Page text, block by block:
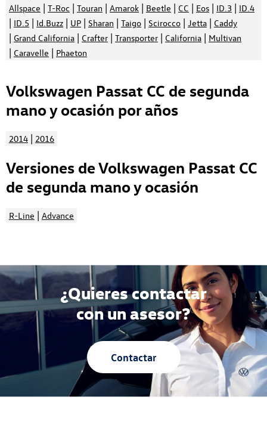
Allspace | T-Roc | Touran | Amarok | Beetle | CC | Eos | ID.3 | ID.4
| ID.5 | Id.Buzz | UP | Sharan | Taigo | Scirocco | Jetta | Caddy
| Grand California | Crafter | Transporter | California | Multivan
| Caravelle | Phaeton
Volkswagen Passat CC de segunda
mano y ocasión por años
2014 | 2016
Versiones de Volkswagen Passat CC
de segunda mano y ocasión
R-Line | Advance
¿Quieres contactar
con un asesor?
Contactar